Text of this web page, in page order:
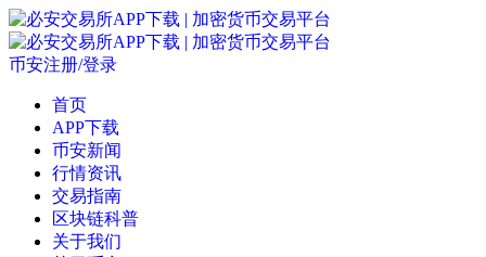
币安注册/登录
首页
APP下载
币安新闻
行情资讯
交易指南
区块链科普
关于我们